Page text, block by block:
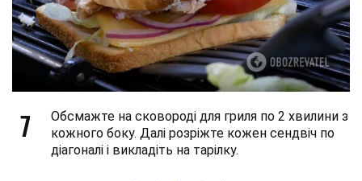
7
Обсмажте на сковороді для гриля по 2 хвилини з
кожного боку. Далі розріжте кожен сендвіч по
діагоналі і викладіть на тарілку.